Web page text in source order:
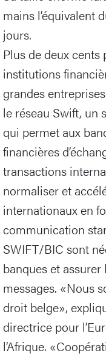
mains l’équivalent
jours.
Plus de deux
institutions
grandes
le réseau Swift, un
qui permet aux
financières
transactions
normaliser et
internationaux en
communication
SWIFT/BIC sont
banques et
messages. «Nous
droit belge»,
directrice pour
l’Afrique.